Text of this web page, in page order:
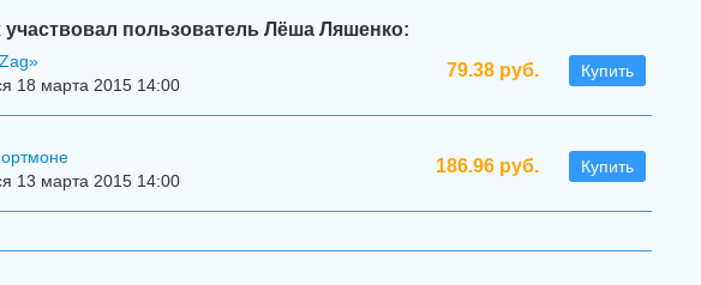
пользователь Лёша Ляшенко:
79.38 руб. Купить
18 марта 2015 14:00
186.96 руб. Купить
13 марта 2015 14:00